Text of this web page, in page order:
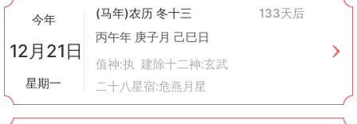
今年
12月21日
星期一
(马年)农历 冬十三
133天后
丙午年 庚子月 己巳日
值神:执 建除十二神:玄武
二十八星宿:危燕月星